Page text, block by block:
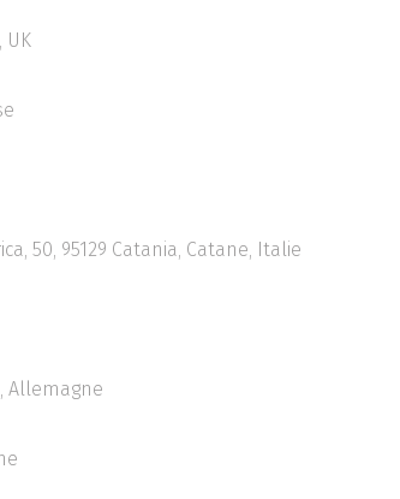
UK
50, 95129 Catania, Catane, Italie
Allemagne